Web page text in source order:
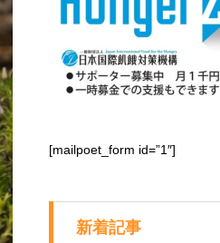
[mailpoet_form id=”1″]
新着記事